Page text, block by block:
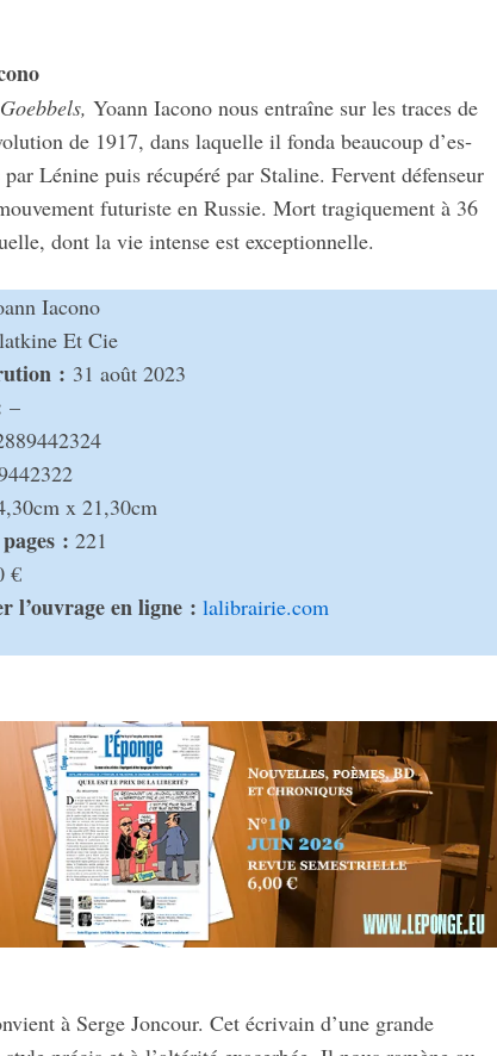
Yoann Iacono nous entraîne sur les traces de
de 1917, dans laquelle il fonda beau­coup d’es­
Lénine puis récu­péré par Staline. Fervent défen­seur
futu­riste en Russie. Mort tragique­ment à 36
dont la vie intense est excep­tion­nelle.
Iacono
Et Cie
: 31 août 2023
–
x 21,30cm
: 221
€
l’ou­vrage en ligne : lali­brai­rie.com
à Serge Joncour. Cet écri­vain d’une grande